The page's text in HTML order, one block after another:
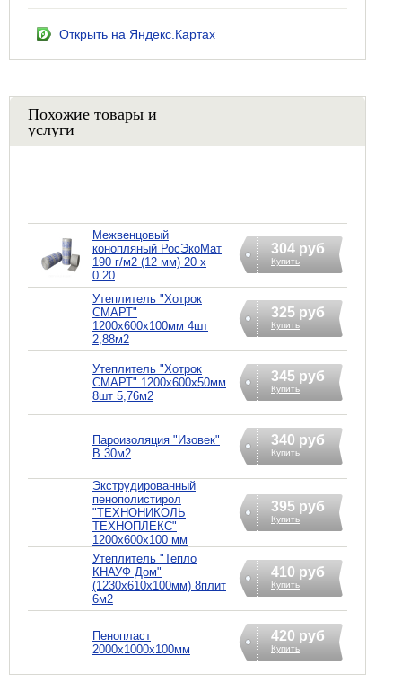
Открыть на Яндекс.Картах
Похожие товары и
услуги
Межвенцовый
конопляный РосЭкоМат
190 г/м2 (12 мм) 20 х
0.20
304 руб
Купить
Утеплитель "Хотрок
СМАРТ"
1200х600х100мм 4шт
2,88м2
325 руб
Купить
Утеплитель "Хотрок
СМАРТ" 1200х600х50мм
8шт 5,76м2
345 руб
Купить
Пароизоляция "Изовек"
B 30м2
340 руб
Купить
Экструдированный
пенополистирол
"ТЕХНОНИКОЛЬ
ТЕХНОПЛЕКС"
1200х600х100 мм
395 руб
Купить
Утеплитель "Тепло
КНАУФ Дом"
(1230х610х100мм) 8плит
6м2
410 руб
Купить
Пенопласт
2000х1000х100мм
420 руб
Купить